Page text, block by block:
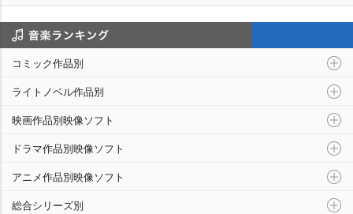
コミック作品別
ライトノベル作品別
映画作品別映像ソフト
ドラマ作品別映像ソフト
アニメ作品別映像ソフト
総合シリーズ別